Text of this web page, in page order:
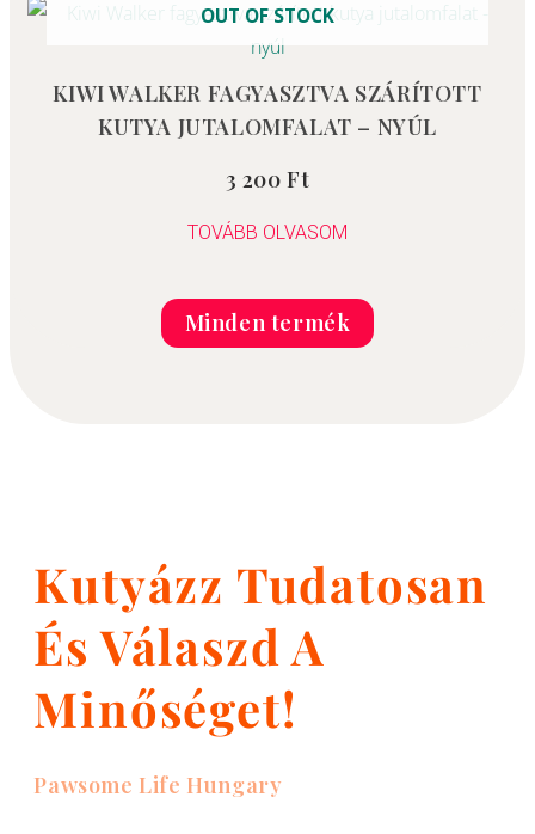
OUT OF STOCK
KIWI WALKER FAGYASZTVA SZÁRÍTOTT
KUTYA JUTALOMFALAT – NYÚL
3 200Ft
TOVÁBB OLVASOM
Minden termék
Kutyázz Tudatosan
És Válaszd A
Minőséget!
Pawsome Life Hungary